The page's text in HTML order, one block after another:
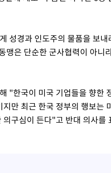
성경과 인도주의 물품을 보
은 단순한 군사협력이 아니
"한국이 미국 기업들을 향한
만 최근 한국 정부의 행보는
구심이 든다"고 반대 의사를